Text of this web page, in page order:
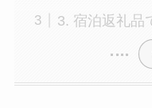
3. 宿泊返礼品